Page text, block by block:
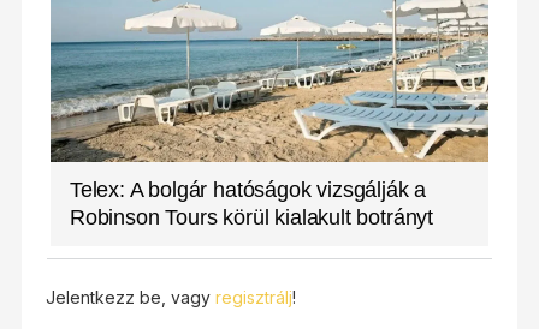
Telex: A bolgár hatóságok vizsgálják a
Robinson Tours körül kialakult botrányt
Jelentkezz be, vagy regisztrálj!